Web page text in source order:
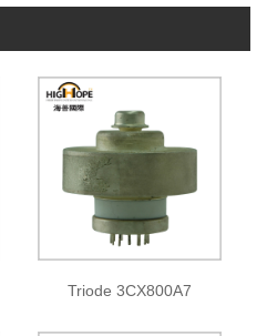
Triode 3CX800A7